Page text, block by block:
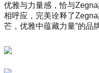
优雅与力量感，恰与
相呼应，完美诠释了
芒，优雅中蕴藏力量”的品